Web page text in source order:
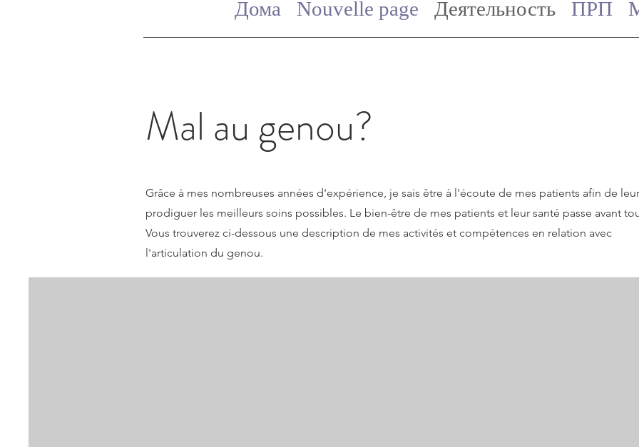
Дома Nouvelle page Деятельность ПРП
Mal au genou?
Grâce à mes nombreuses années d'expérience, je sais être à l'écoute de mes patients afin de leur
prodiguer les meilleurs soins possibles. Le bien-être de mes patients et leur santé passe avant
Vous trouverez ci-dessous une description de mes activités et compétences en relation avec
l'articulation du genou.